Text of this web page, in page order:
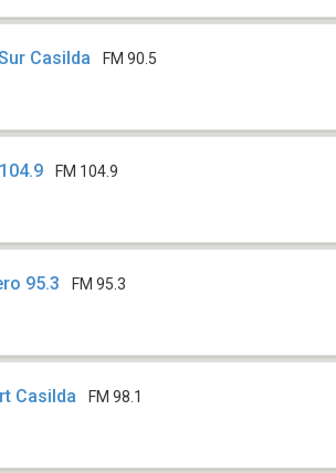
Casilda FM 90.5
FM 104.9
95.3 FM 95.3
Casilda FM 98.1